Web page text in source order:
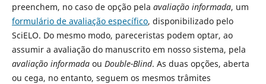
preenchem, no caso de opção pela avaliação informada, um
formulário de avaliação específico, disponibilizado pelo
SciELO. Do mesmo modo, pareceristas podem optar, ao
assumir a avaliação do manuscrito em nosso sistema, pela
avaliação informadaou Double-Blind. As duas opções, aberta
ou cega, no entanto, seguem os mesmos trâmites